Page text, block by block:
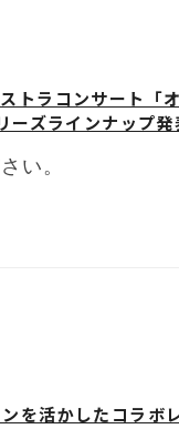
持ちの方のみ」の
Ticket－(ライブポ
す。詳しくはBN
bn_pictures-
トラコンサート「
ーズラインナップ発
い。
を活かしたコラボ